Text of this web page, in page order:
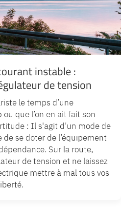
instable :
de tension
le temps d’une
que l’on en ait fait son
: Il s'agit d’un mode de
se doter de l’équipement
Sur la route,
de tension et ne laissez
mettre à mal tous vos